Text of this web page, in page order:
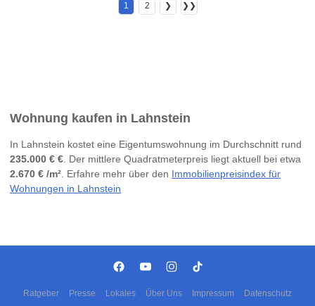
1 2 ❯ ❯❯
Wohnung kaufen in Lahnstein
In Lahnstein kostet eine Eigentumswohnung im Durchschnitt rund
235.000 € €. Der mittlere Quadratmeterpreis liegt aktuell bei etwa
2.670 € /m². Erfahre mehr über den Immobilienpreisindex für
Wohnungen in Lahnstein
Ratgeber Presse Lokales Über Uns Impressum Datenschutz